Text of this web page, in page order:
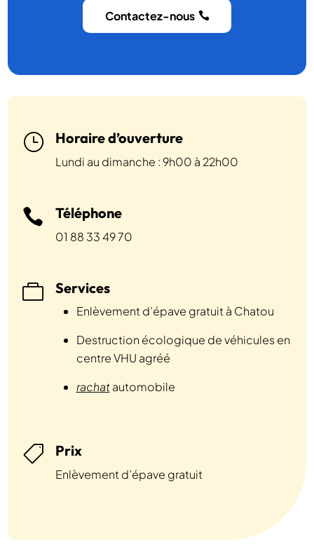
Contactez-nous
} Horaire d’ouverture
Lundi au dimanche : 9h00 à 22h00
 Téléphone
01 88 33 49 70
 Services
Enlèvement d’épave gratuit à Chatou
Destruction écologique de véhicules en
centre VHU agréé
rachatautomobile
 Prix
Enlèvement d’épave gratuit